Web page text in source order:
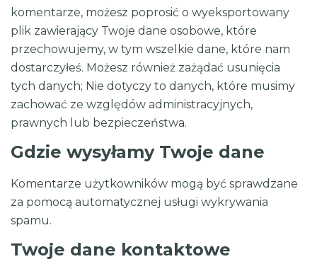
komentarze, możesz poprosić o wyeksportowany
plik zawierający Twoje dane osobowe, które
przechowujemy, w tym wszelkie dane, które nam
dostarczyłeś. Możesz również zażądać usunięcia
tych danych; Nie dotyczy to danych, które musimy
zachować ze względów administracyjnych,
prawnych lub bezpieczeństwa.
Gdzie wysyłamy Twoje dane
Komentarze użytkowników mogą być sprawdzane
za pomocą automatycznej usługi wykrywania
spamu.
Twoje dane kontaktowe